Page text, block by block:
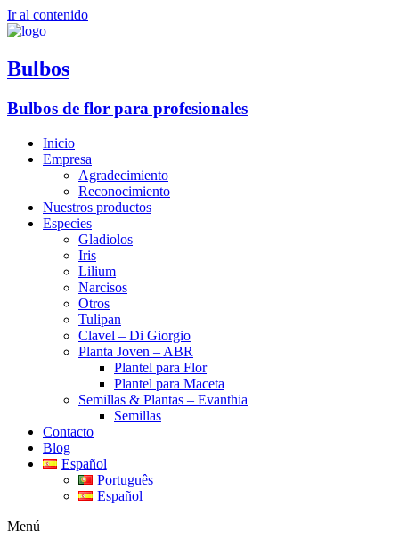
Ir al contenido
Bulbos
Bulbos de flor para profesionales
Inicio
Empresa
Agradecimiento
Reconocimiento
Nuestros productos
Especies
Gladiolos
Iris
Lilium
Narcisos
Otros
Tulipan
Clavel – Di Giorgio
Planta Joven – ABR
Plantel para Flor
Plantel para Maceta
Semillas & Plantas – Evanthia
Semillas
Contacto
Blog
Español
Português
Español
Menú